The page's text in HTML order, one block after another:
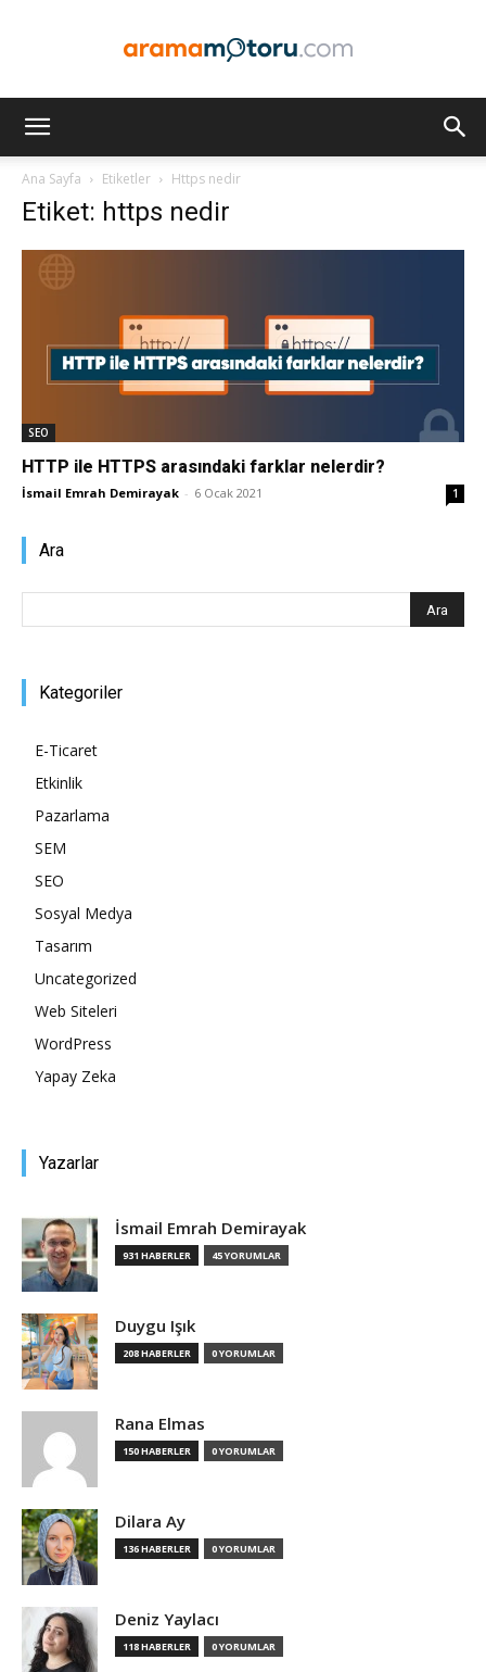
Optimizasyonu
–
Ana Sayfa Etiketler Https nedir
Etiket: https nedir
SEO
HTTP ile HTTPS arasındaki farklar nelerdir?
İsmail Emrah Demirayak - 6 Ocak 2021 1
Ara
Kategoriler
E-Ticaret
Etkinlik
Pazarlama
SEM
SEO
Sosyal Medya
Tasarım
Uncategorized
Web Siteleri
WordPress
Yapay Zeka
Yazarlar
İsmail Emrah Demirayak
931 HABERLER 45 YORUMLAR
Duygu Işık
208 HABERLER 0 YORUMLAR
Rana Elmas
150 HABERLER 0 YORUMLAR
Dilara Ay
136 HABERLER 0 YORUMLAR
Deniz Yaylacı
118 HABERLER 0 YORUMLAR